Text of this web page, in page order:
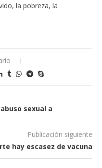
la pobreza, la
sexual a
Publicación siguiente
hay escasez de vacuna